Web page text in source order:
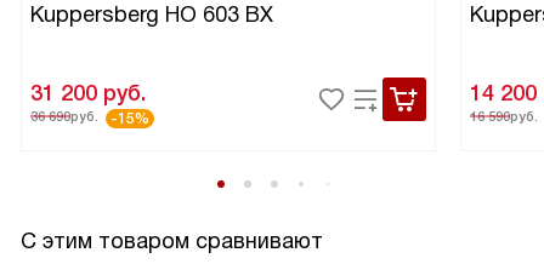
Kuppersberg HO 603 BX
31 200 руб.
36 690руб. -15%
14 200
16 590руб.
С этим товаром сравнивают